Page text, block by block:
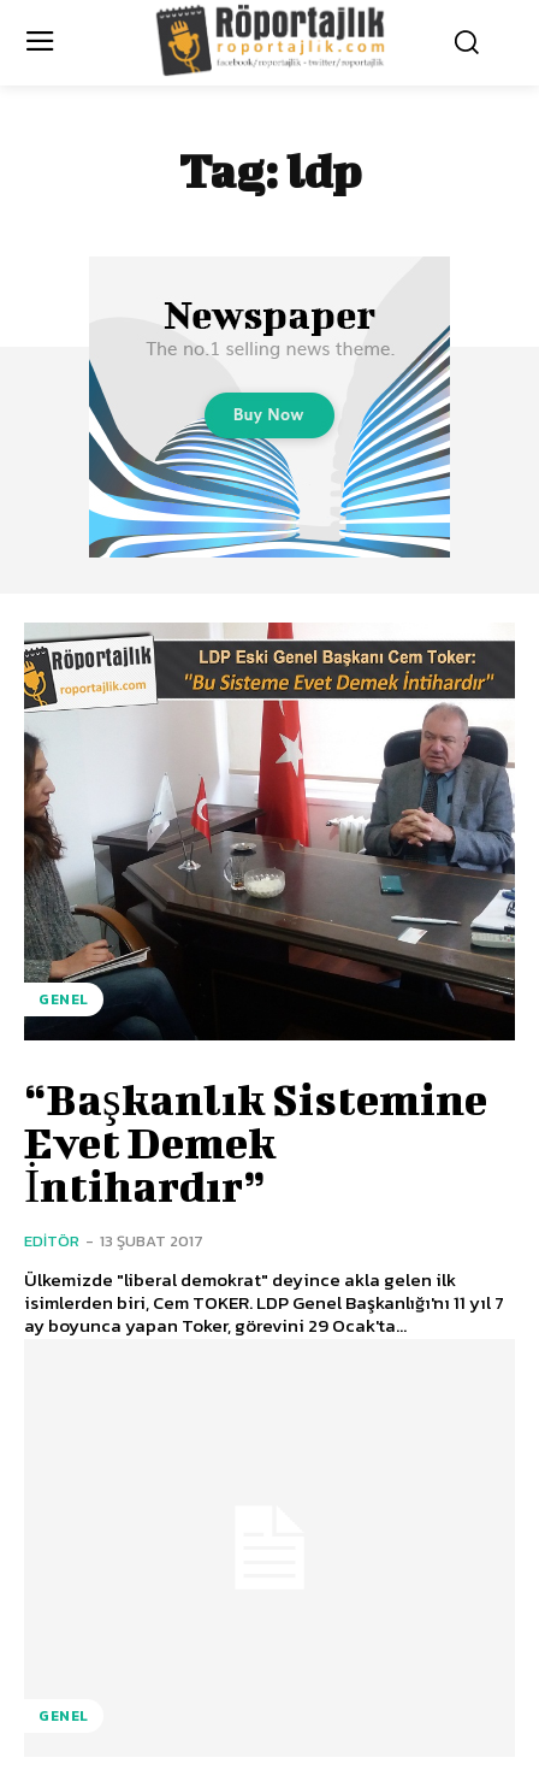
Tag:ldp
GENEL
“Başkanlık Sistemine
Evet Demek
İntihardır”
EDITÖR - 13 ŞUBAT 2017
Ülkemizde "liberal demokrat" deyince akla gelen ilk
isimlerden biri, Cem TOKER. LDP Genel Başkanlığı'nı 11 yıl 7
ay boyunca yapan Toker, görevini 29 Ocak'ta...
GENEL